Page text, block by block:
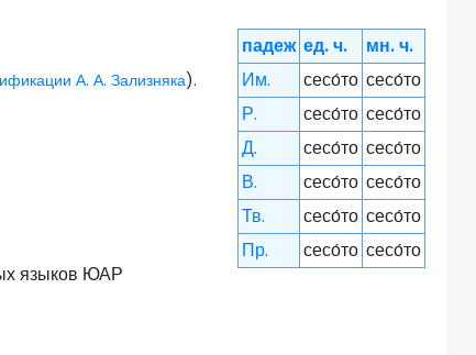
падеж ед. ч.
мн. ч.
Им.
сесо́то сесо́то
Р.
сесо́то сесо́то
Д.
сесо́то сесо́то
В.
сесо́то сесо́то
Тв.
сесо́то сесо́то
Пр.
сесо́то сесо́то
А. А. Зализняка).
языков ЮАР